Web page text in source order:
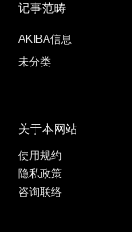
记事范畴
AKIBA信息
未分类
关于本网站
使用规约
隐私政策
咨询联络